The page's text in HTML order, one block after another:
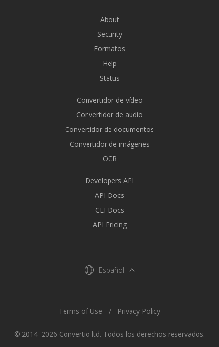
About
Security
Formatos
Help
Status
Convertidor de vídeo
Convertidor de audio
Convertidor de documentos
Convertidor de imágenes
OCR
Developers API
API Docs
CLI Docs
API Pricing
Español
© 2014–2026 Convertio ltd. Todos los derechos reservados.
Terms of Use Privacy Policy